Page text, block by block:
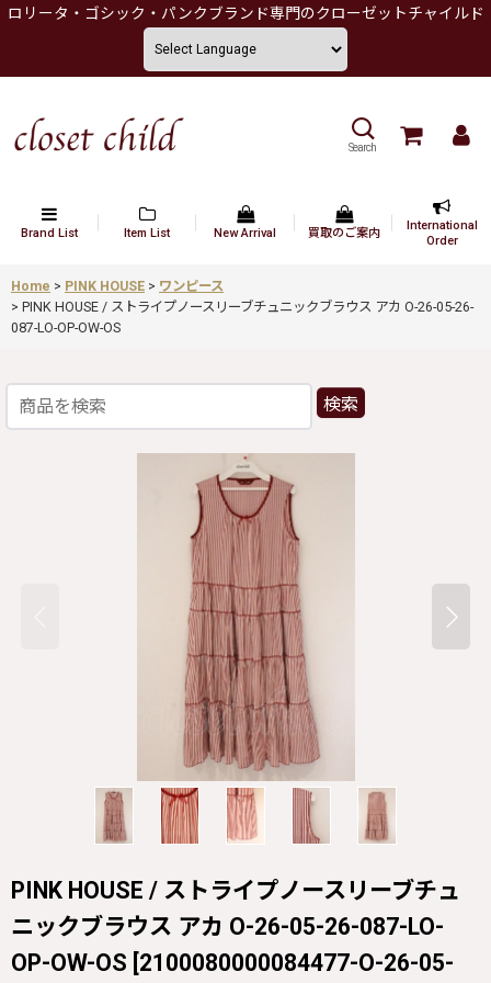
ロリータ・ゴシック・パンクブランド専門のクローゼットチャイルド
Search
Brand List Item List New Arrival 買取のご案内
International
Order
Home > PINK HOUSE > ワンピース
> PINK HOUSE / ストライプノースリーブチュニックブラウス アカ O-26-05-26-
087-LO-OP-OW-OS
検索
PINK HOUSE / ストライプノースリーブチュ
ニックブラウス アカ O-26-05-26-087-LO-
OP-OW-OS [2100080000084477-O-26-05-